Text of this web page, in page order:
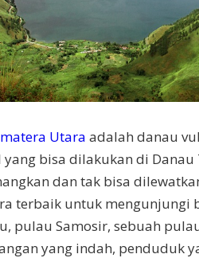
Utara adalah danau
bisa dilakukan di
dan tak bisa
terbaik untuk mengunjungi
pulau Samosir, sebuah
yang indah, penduduk